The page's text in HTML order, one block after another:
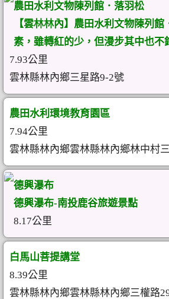
農田水利文物陳列館．落羽松
【雲林林內】農田水利文物陳列
素，雖轉紅的少，但漫步其中也不
7.93公里
雲林縣林內鄉三星路9-2號
農田水利環境教育園區
7.94公里
雲林縣林內鄉雲林縣林內鄉林中村
德興瀑布
德興瀑布-南投鹿谷旅遊景點
8.17公里
白馬山菩提講堂
8.39公里
雲林縣林內鄉雲林縣林內鄉三權路